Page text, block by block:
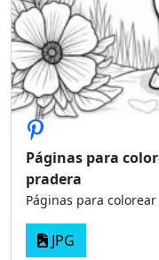
Páginas para
pradera
Páginas para
JPG